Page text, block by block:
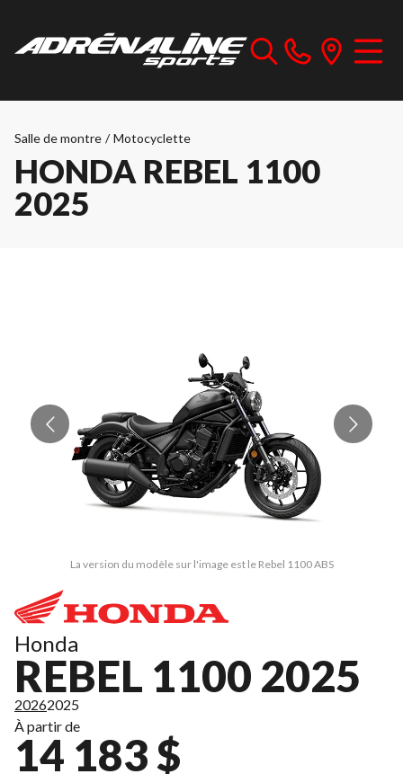
Salle de montre / Motocyclette
HONDA REBEL 1100
2025
La version du modèle sur l'image est le Rebel 1100 ABS
Honda
REBEL 1100 2025
20262025
À partir de
14 183 $